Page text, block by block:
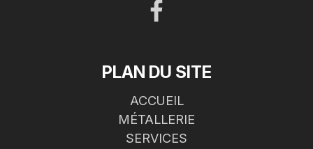
PLAN DU SITE
ACCUEIL
MÉTALLERIE
SERVICES